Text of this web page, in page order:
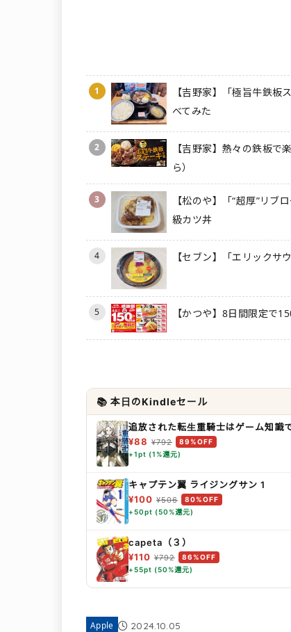
1
【吉野家】「極旨牛鉄
べてみた
2
【吉野家】熱々の鉄板
ら）
3
【松のや】「“超厚”リ
級カツ丼
4 【セブン】「エリックサ
5 【かつや】8日間限定で
📚 本日のKindleセール
追放された転生重騎士はゲーム知識
¥88 ¥792
89%OFF
+1pt (1%還元)
キャプテン翼 ライジングサン 1
¥100 ¥506
80%OFF
+50pt (50%還元)
capeta（３）
¥110 ¥792
86%OFF
+55pt (50%還元)
Apple 2024.10.05